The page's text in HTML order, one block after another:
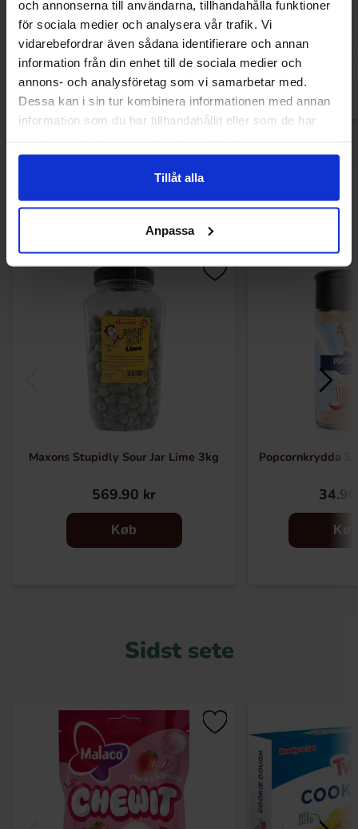
och annonserna till användarna, tillhandahålla funktioner
för sociala medier och analysera vår trafik. Vi
vidarebefordrar även sådana identifierare och annan
information från din enhet till de sociala medier och
annons- och analysföretag som vi samarbetar med.
Dessa kan i sin tur kombinera informationen med annan
information som du har tillhandahållit eller som de har
Tillåt alla
Anpassa
10.90 kr
Køb
Andre kunne lide
Maxons Stupidly Sour Jar Lime 3kg
569.90 kr
Køb
Popcornkrydda
Køb
Sidst sete